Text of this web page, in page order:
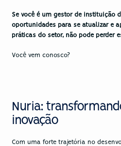
Se você é um gestor de instituição
oportunidades para se atualizar e
práticas do setor, não pode perder
Você vem conosco?
Nuria:
inovação
Com uma forte trajetória no